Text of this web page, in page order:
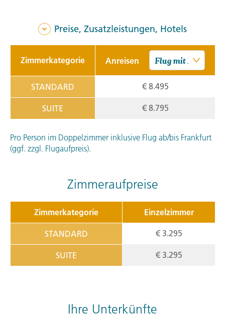
Preise, Zusatzleistungen, Hotels
Zimmerkategorie Anreisen
STANDARD € 8.495
SUITE € 8.795
Pro Person im Doppelzimmer inklusive Flug ab/bis Frankfurt
(ggf. zzgl. Flugaufpreis).
Zimmeraufpreise
Zimmerkategorie Einzelzimmer
STANDARD € 3.295
SUITE € 3.295
Ihre Unterkünfte